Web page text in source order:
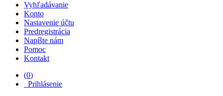
Vyhľadávanie
Konto
Nastavenie účtu
Predregistrácia
Napíšte nám
Pomoc
Kontakt
(0)
Prihlásenie